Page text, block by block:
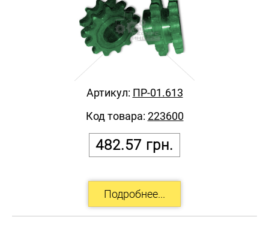
482.57 грн.
Артикул: ПР-01.613
Код товара: 223600